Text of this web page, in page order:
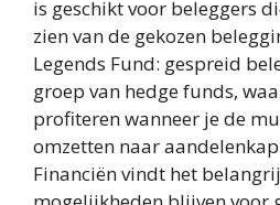
is geschikt voor beleggers
zien van de gekozen
Legends Fund: gespreid
groep van hedge funds,
profiteren wanneer je de
omzetten naar
Financiën vindt het